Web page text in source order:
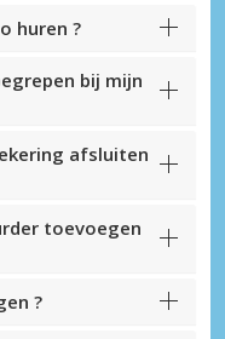
huren ?
bij mijn
afsluiten
toevoegen
?